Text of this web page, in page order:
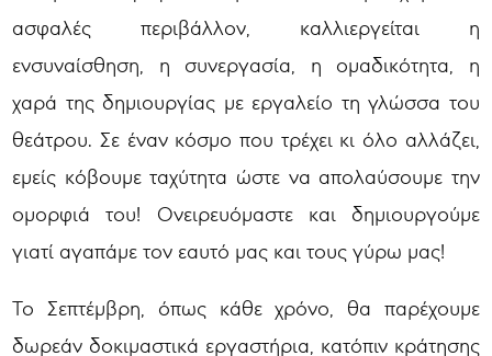
ασφαλές περιβάλλον, καλλιεργείται η
ενσυναίσθηση, η συνεργασία, η ομαδικότητα, η
χαρά της δημιουργίας με εργαλείο τη γλώσσα του
θεάτρου. Σε έναν κόσμο που τρέχει κι όλο αλλάζει,
εμείς κόβουμε ταχύτητα ώστε να απολαύσουμε την
ομορφιά του! Ονειρευόμαστε και δημιουργούμε
γιατί αγαπάμε τον εαυτό μας και τους γύρω μας!
Το Σεπτέμβρη, όπως κάθε χρόνο, θα παρέχουμε
δωρεάν δοκιμαστικά εργαστήρια, κατόπιν κράτησης